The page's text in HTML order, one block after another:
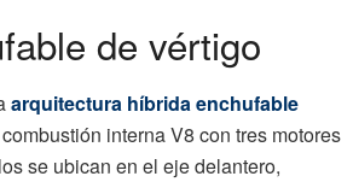
de vértigo
arquitectura híbrida enchufable
interna V8 con tres motores
se ubican en el eje delantero,